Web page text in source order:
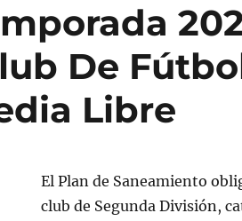
De
Libre
El Plan de Saneamiento
club de Segunda División,